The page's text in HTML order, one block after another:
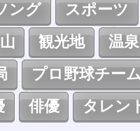
ング スポーツ
山 観光地 温泉
プロ野球チー
俳優 タレン